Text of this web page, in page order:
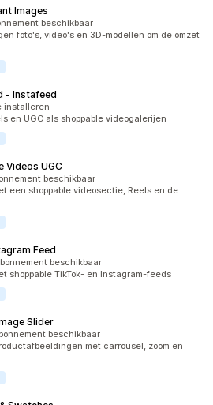
Images
beschikbaar
foto's, video's en 3D-modellen om de omzet
‑ Instafeed
installeren
en UGC als shoppable videogalerijen
Videos UGC
beschikbaar
een shoppable videosectie, Reels en de
Feed
beschikbaar
shoppable TikTok- en Instagram-feeds
Slider
beschikbaar
met carrousel, zoom en